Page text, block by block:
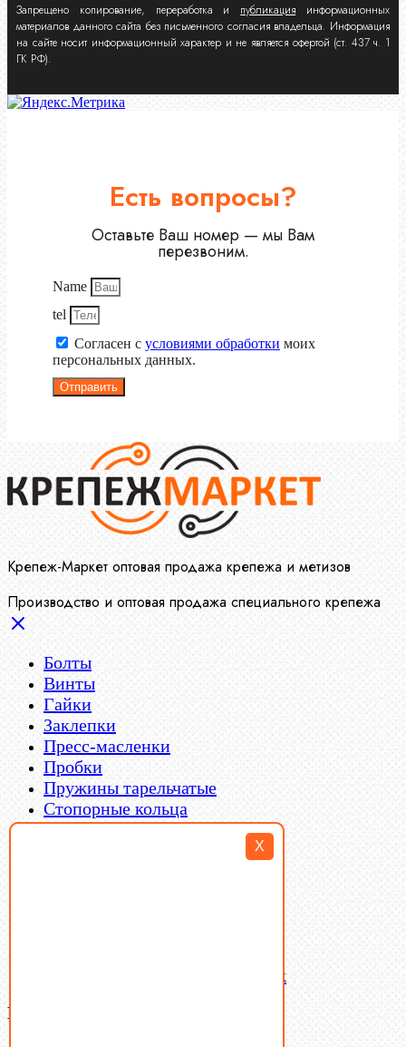
X
Запрещено копирование, переработка и публикация информационных
материалов данного сайта без письменного согласия владельца. Информация
на сайте носит информационный характер и не является офертой (ст. 437 ч. 1
ГК РФ).
Есть вопросы?
Оставьте Ваш номер — мы Вам
перезвоним.
Name
tel
Согласен с условиями обработки моих
персональных данных.
Отправить
Крепеж-Маркет оптовая продажа крепежа и метизов
Производство и оптовая продажа специального крепежа
Болты
Винты
Гайки
Заклепки
Пресс-масленки
Пробки
Пружины тарельчатые
Стопорные кольца
Такелаж
Латунный и бронзовый крепеж
Ваша корзина